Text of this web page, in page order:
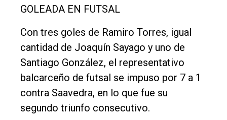
GOLEADA EN FUTSAL
Con tres goles de Ramiro Torres, igual
cantidad de Joaquín Sayago y uno de
Santiago González, el representativo
balcarceño de futsal se impuso por 7 a 1
contra Saavedra, en lo que fue su
segundo triunfo consecutivo.